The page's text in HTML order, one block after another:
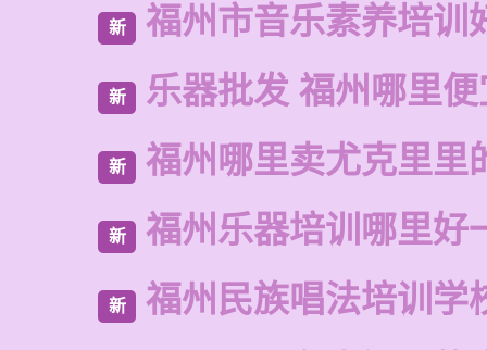
新 福州市音乐素养培训
新 乐器批发 福州哪里
新 福州哪里卖尤克里里
新 福州乐器培训哪里好
新 福州民族唱法培训学